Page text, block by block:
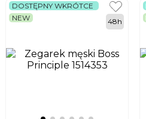
DOSTĘPNY WKRÓTCE
NEW
48h